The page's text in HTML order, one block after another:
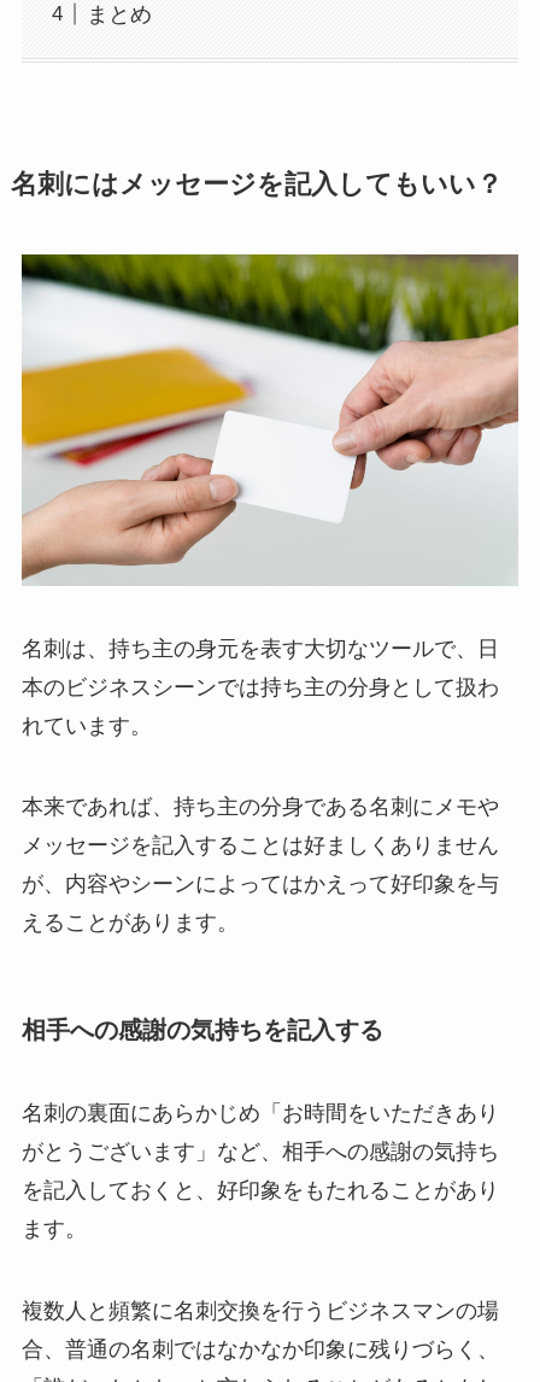
まとめ
名刺にはメッセージを記入してもいい？
名刺は、持ち主の身元を表す大切なツールで、日
本のビジネスシーンでは持ち主の分身として扱わ
れています。
本来であれば、持ち主の分身である名刺にメモや
メッセージを記入することは好ましくありません
が、内容やシーンによってはかえって好印象を与
えることがあります。
相手への感謝の気持ちを記入する
名刺の裏面にあらかじめ「お時間をいただきあり
がとうございます」など、相手への感謝の気持ち
を記入しておくと、好印象をもたれることがあり
ます。
複数人と頻繁に名刺交換を行うビジネスマンの場
合、普通の名刺ではなかなか印象に残りづらく、